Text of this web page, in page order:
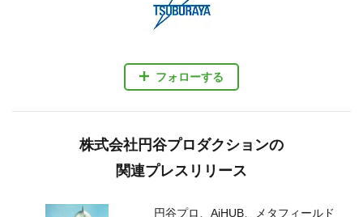
フォローする
株式会社円谷プロダクションの
関連プレスリリース
円谷プロ、AiHUB、メタフィールド